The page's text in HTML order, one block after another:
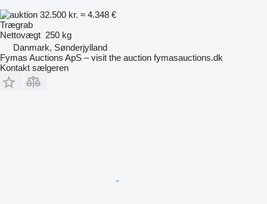
32.500 kr. ≈ 4.348 €
Trægrab
Nettovægt 250 kg
Danmark, Sønderjylland
Fymas Auctions ApS – visit the auction fymasauctions.dk
Kontakt sælgeren